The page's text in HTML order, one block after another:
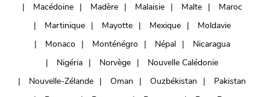
Macédoine
Madère Malaisie Malte
Maroc
Martinique
Mayotte Mexique
Moldavie
Monaco
Monténégro Népal
Nicaragua
Nigéria
Norvège
Nouvelle Calédonie
Nouvelle-Zélande
Oman Ouzbékistan
Pakistan